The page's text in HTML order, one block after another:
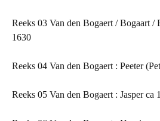
Reeks 03 Van den Bogaert / Bogaart /
1630
Reeks 04 Van den Bogaert : Peeter
Reeks 05 Van den Bogaert : Jasper ca